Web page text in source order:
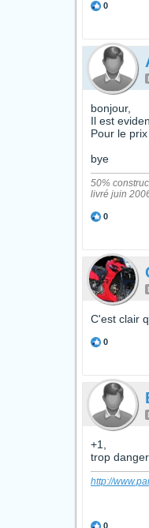
0
bonjour,
Il est
Pour le
bye
50%
livré juin
0
C'est clair
0
+1,
trop
http://
0